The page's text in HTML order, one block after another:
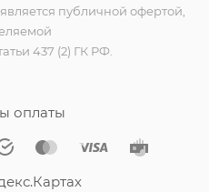
публичной офертой,
437 (2) ГК РФ.
оплаты